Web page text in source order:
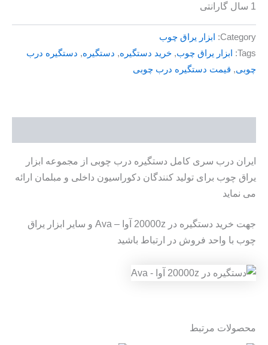
1 سال گارانتی
Category:
ابزار یراق چوب
Tags:
ابزار یراق چوب, خرید دستگیره, دستگیره, دستگیره درب
چوبی, قیمت دستگیره درب چوبی
ایران درب سری کامل دستگیره درب چوبی از مجموعه ابزار
یراق چوب برای تولید کنندگان دکوراسیون داخلی و مبلمان ارائه
می نماید
جهت خرید دستگیره در 20000z آوا – Ava و سایر ابزار یراق
چوب با واحد فروش در ارتباط باشید
محصولات مرتبط